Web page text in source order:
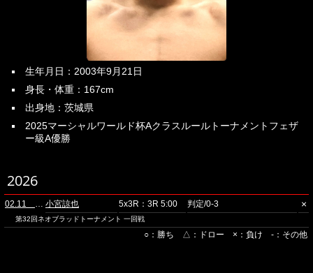
生年月日：2003年9月21日
身長・体重：167cm
出身地：茨城県
2025マーシャルワールド杯Aクラスルールトーナメントフェザ
ー級A優勝
2026
02.11 品川 小宮諒也 5x3R：3R 5:00 判定/0-3 ×
第32回ネオブラッドトーナメント 一回戦
○：勝ち △：ドロー ×：負け -：その他